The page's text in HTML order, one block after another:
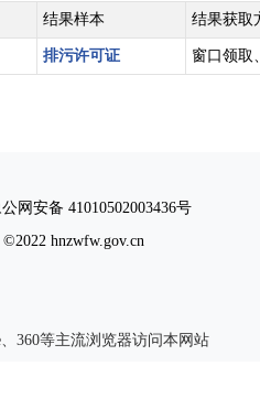
结果样本 结果获取
排污许可证 窗口领取
网安备 41010502003436号
hnzwfw.gov.cn
360等主流浏览器访问本网站